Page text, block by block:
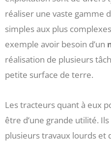
réaliser une vaste gamme
simples aux plus
exemple avoir besoin d’un
réalisation de plusieurs
petite surface de terre.
Les tracteurs quant à eux
être d’une grande utilité.
plusieurs travaux lourds et